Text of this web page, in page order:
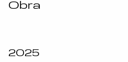
Obra
2025